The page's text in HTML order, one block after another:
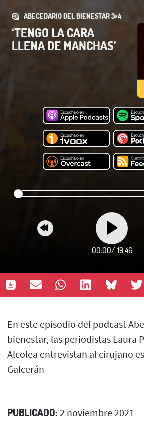
ABECEDARIO DEL BIENESTAR 3×4
‘TENGO LA CARA
LLENA DE MANCHAS’
00:00/ 19:46
En este episodio del podcast
bienestar, las periodistas Laura
Alcolea entrevistan al cirujano
Galcerán
PUBLICADO: 2 noviembre 2021